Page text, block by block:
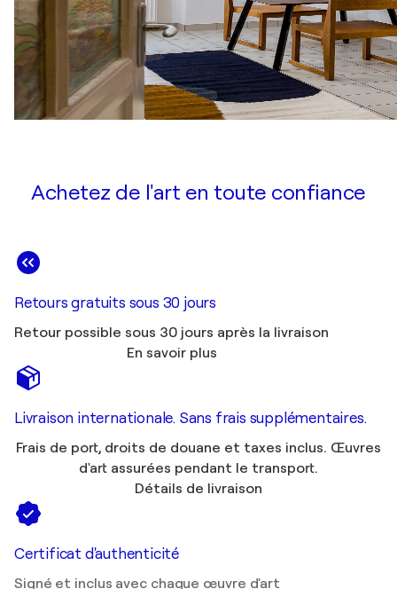
Achetez de l'art en toute confiance
Retours gratuits sous 30 jours
Retour possible sous 30 jours après la livraison
En savoir plus
Livraison internationale. Sans frais supplémentaires.
Frais de port, droits de douane et taxes inclus. Œuvres
d'art assurées pendant le transport.
Détails de livraison
Certificat d'authenticité
Signé et inclus avec chaque œuvre d'art